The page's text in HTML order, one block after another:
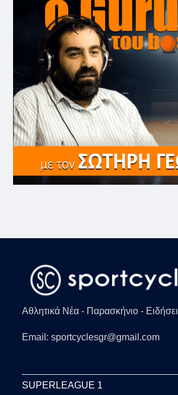
Αθλητικά Νέα - Παρασκήνιο -
Email: sportcyclesgr@gmail.com
SUPERLEAGUE 1